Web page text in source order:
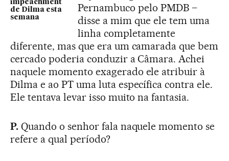
impeachment
de Dilma esta
semana
Pernambuco pelo PMDB –
disse a mim que ele tem uma
linha completamente
diferente, mas que era um camarada que bem
cercado poderia conduzir a Câmara. Achei
naquele momento exagerado ele atribuir à
Dilma e ao PT uma luta específica contra ele.
Ele tentava levar isso muito na fantasia.
P. Quando o senhor fala naquele momento se
refere a qual período?